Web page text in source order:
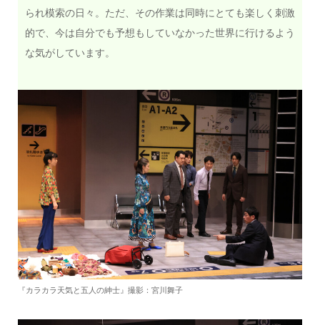
られ模索の日々。ただ、その作業は同時にとても楽しく刺激
的で、今は自分でも予想もしていなかった世界に行けるよう
な気がしています。
『カラカラ天気と五人の紳士』撮影：宮川舞子